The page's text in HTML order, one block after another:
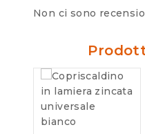
Non ci sono